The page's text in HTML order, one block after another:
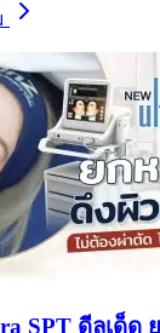
SPT ดีลเด็ด